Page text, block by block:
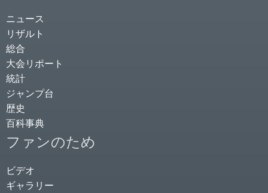
ニュース
リザルト
総合
大会リポート
統計
ジャンプ台
歴史
百科事典
ファンのため
ビデオ
ギャラリー